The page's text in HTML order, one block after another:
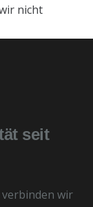
nicht
seit
wir